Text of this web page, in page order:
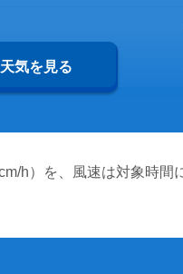
気を見る
h）を、風速は対象時間